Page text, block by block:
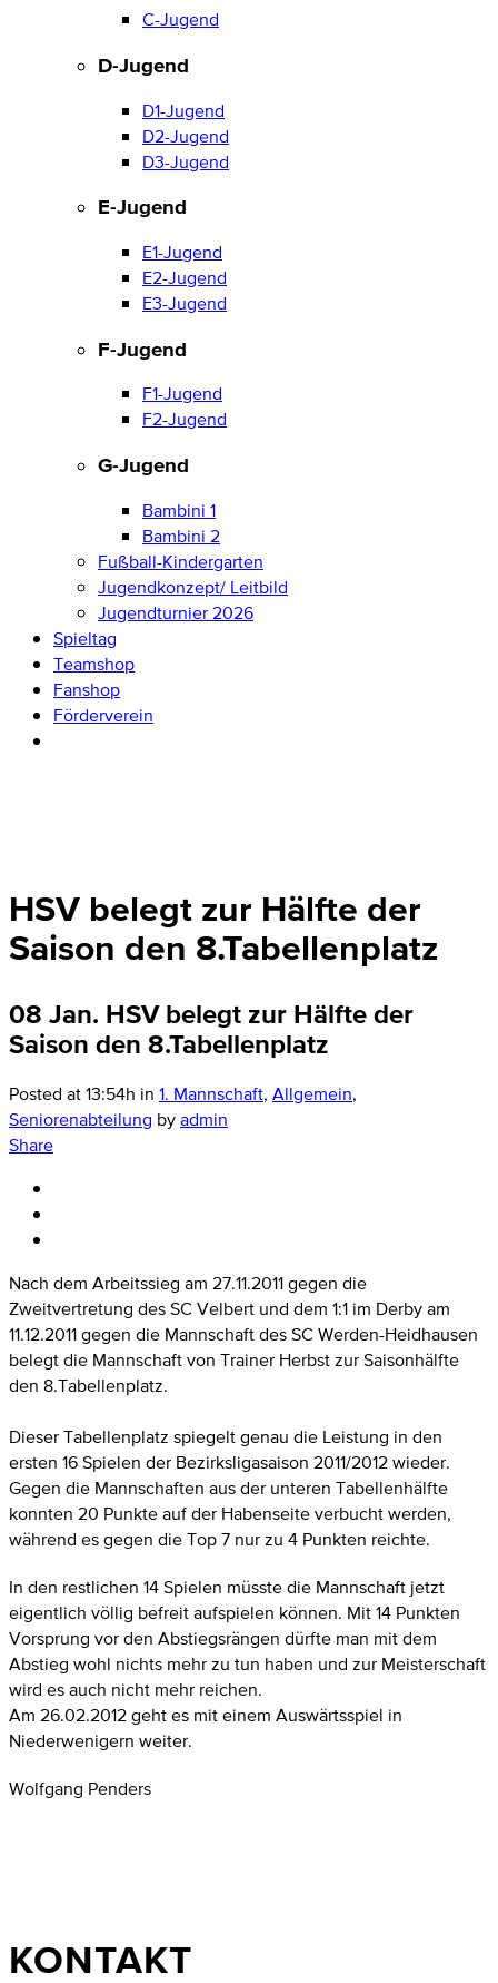
C-Jugend
D-Jugend
D1-Jugend
D2-Jugend
D3-Jugend
E-Jugend
E1-Jugend
E2-Jugend
E3-Jugend
F-Jugend
F1-Jugend
F2-Jugend
G-Jugend
Bambini 1
Bambini 2
Fußball-Kindergarten
Jugendkonzept/ Leitbild
Jugendturnier 2026
Spieltag
Teamshop
Fanshop
Förderverein
HSV belegt zur Hälfte der
Saison den 8.Tabellenplatz
08 Jan. HSV belegt zur Hälfte der
Saison den 8.Tabellenplatz
Posted at 13:54h in 1. Mannschaft, Allgemein,
Seniorenabteilung byadmin
Share
Nach dem Arbeitssieg am 27.11.2011 gegen die
Zweitvertretung des SC Velbert und dem 1:1 im Derby am
11.12.2011 gegen die Mannschaft des SC Werden-Heidhausen
belegt die Mannschaft von Trainer Herbst zur Saisonhälfte
den 8.Tabellenplatz.
Dieser Tabellenplatz spiegelt genau die Leistung in den
ersten 16 Spielen der Bezirksligasaison 2011/2012 wieder.
Gegen die Mannschaften aus der unteren Tabellenhälfte
konnten 20 Punkte auf der Habenseite verbucht werden,
während es gegen die Top 7 nur zu 4 Punkten reichte.
In den restlichen 14 Spielen müsste die Mannschaft jetzt
eigentlich völlig befreit aufspielen können. Mit 14 Punkten
Vorsprung vor den Abstiegsrängen dürfte man mit dem
Abstieg wohl nichts mehr zu tun haben und zur Meisterschaft
wird es auch nicht mehr reichen.
Am 26.02.2012 geht es mit einem Auswärtsspiel in
Niederwenigern weiter.
Wolfgang Penders
KONTAKT